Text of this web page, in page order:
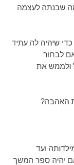
שבנתה לעצמה
שיהיה לה עתיד
לבחור
ולממש את
האהבה?
ועד
יהיה ספר המשך